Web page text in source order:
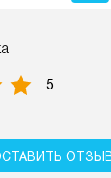
5